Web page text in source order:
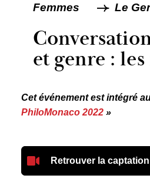
Femmes Le
et genre :
Cet événement est intégré
PhiloMonaco 2022 »
Retrouver la